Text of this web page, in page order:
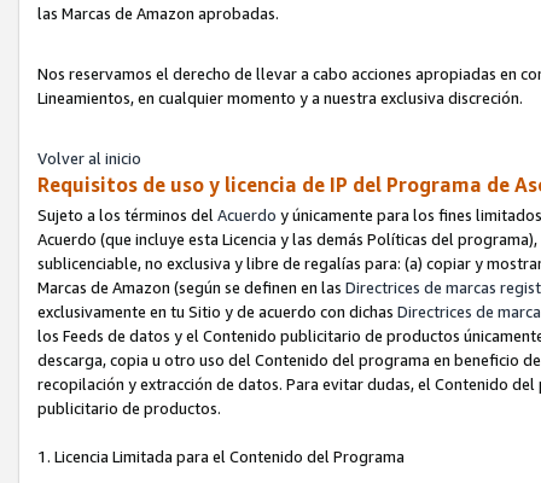
las Marcas de Amazon aprobadas.
Nos reservamos el derecho de llevar a cabo acciones apropiadas en
Lineamientos, en cualquier momento y a nuestra exclusiva discreción.
Volver al inicio
Requisitos de uso y licencia de IP del Programa de
Sujeto a los términos del Acuerdo y únicamente para los fines
Acuerdo (que incluye esta Licencia y las demás Políticas del
sublicenciable, no exclusiva y libre de regalías para: (a) copiar y
Marcas de Amazon (según se definen en las Directrices de marcas
exclusivamente en tu Sitio y de acuerdo con dichas Directrices de
los Feeds de datos y el Contenido publicitario de productos
descarga, copia u otro uso del Contenido del programa en beneficio
recopilación y extracción de datos. Para evitar dudas, el Contenido
publicitario de productos.
1. Licencia Limitada para el Contenido del Programa